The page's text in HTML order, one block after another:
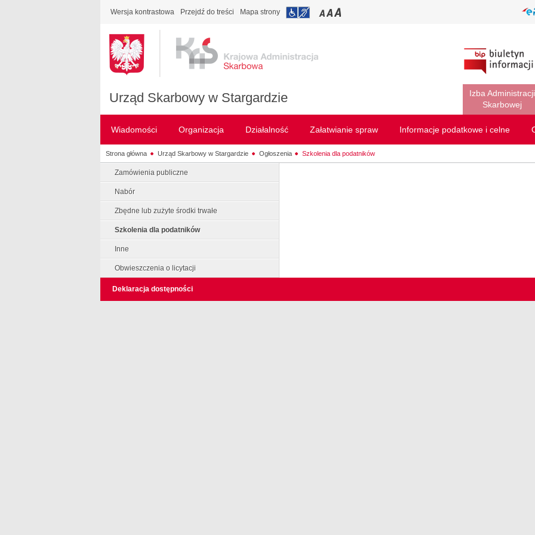
Wersja kontrastowa Przejdź do treści Mapa strony
Urząd Skarbowy w Stargardzie
Izba Administracji
Skarbowej
Wiadomości Organizacja Działalność Załatwianie spraw Informacje podatkowe i celne
Strona główna Urząd Skarbowy w Stargardzie Ogłoszenia Szkolenia dla podatników
Zamówienia publiczne
Nabór
Zbędne lub zużyte środki trwałe
Szkolenia dla podatników
Inne
Obwieszczenia o licytacji
Deklaracja dostępności